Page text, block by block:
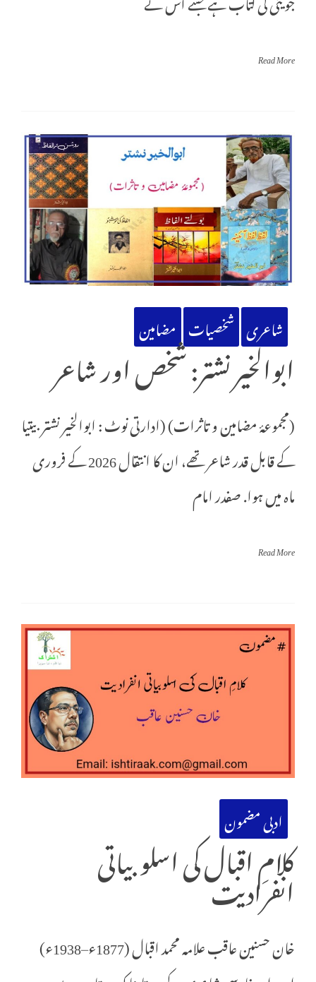
Read More
شاعری شخصیات مضامین
ابوالخیر نشتر: شخص اور شاعر
(مجموعۂ مضامین و تاثرات) (ادارتی نوٹ : ابوالخیر نشتر بیتیا
کے قابل قدر شاعر تھے، ان کا انتقال 2026 کے فروری
ماہ میں ہوا. صفدر امام
Read More
ادبی مضمون
کلامِ اقبال کی اسلوبیاتی
انفرادیت
خان حسنین عاقب علامہ محمد اقبال (1877ء–1938ء)